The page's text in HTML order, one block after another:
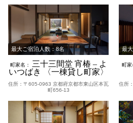
最大ご宿泊人数：8名
町家名：
三十三間堂 宵椿 – よ
いつばき 〈一棟貸し町家〉
住所：〒605-0963 京都府京都市東山区本瓦
町656-13
最
町家
住所